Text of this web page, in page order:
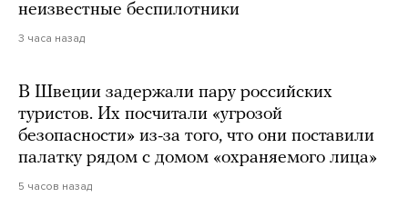
неизвестные беспилотники
3 часа назад
В Швеции задержали пару российских
туристов. Их посчитали «угрозой
безопасности» из-за того, что они поставили
палатку рядом с домом «охраняемого лица»
5 часов назад